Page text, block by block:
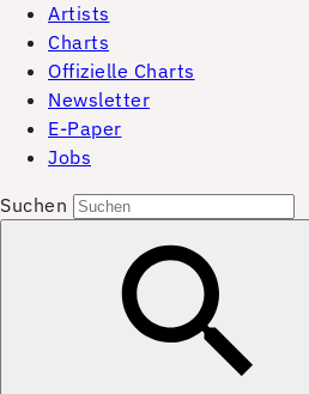
Artists
Charts
Offizielle Charts
Newsletter
E-Paper
Jobs
Suchen